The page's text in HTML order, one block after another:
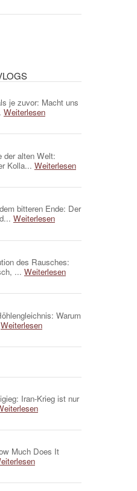
je zuvor: Macht uns
Weiterlesen
der alten Welt:
Kolla... Weiterlesen
bitteren Ende: Der
Weiterlesen
des Rausches:
... Weiterlesen
Warum
Weiterlesen
Iran-Krieg ist nur
Much Does It